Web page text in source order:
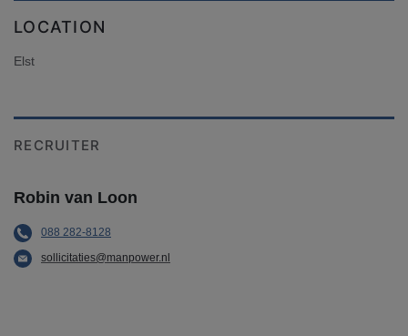
LOCATION
Elst
RECRUITER
Robin van Loon
088 282-8128
sollicitaties@manpower.nl